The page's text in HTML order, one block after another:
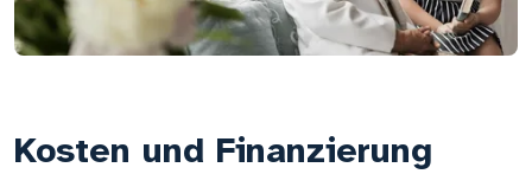
Kosten und Finanzierung